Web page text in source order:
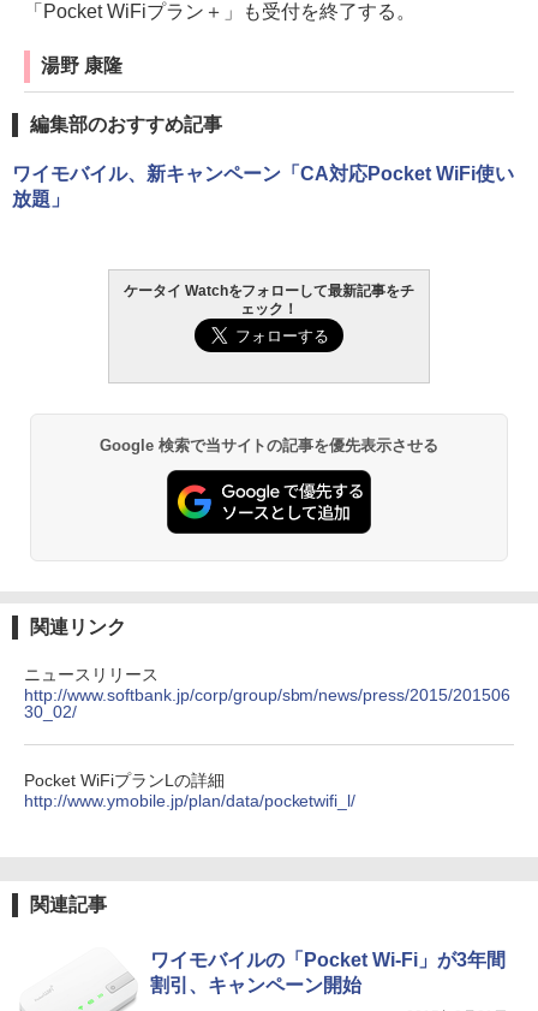
「Pocket WiFiプラン＋」も受付を終了する。
湯野 康隆
編集部のおすすめ記事
ワイモバイル、新キャンペーン「CA対応Pocket WiFi使い
放題」
ケータイ Watchをフォローして最新記事をチ
ェック！
Google 検索で当サイトの記事を優先表示させる
関連リンク
ニュースリリース
http://www.softbank.jp/corp/group/sbm/news/press/2015/201506
30_02/
Pocket WiFiプランLの詳細
http://www.ymobile.jp/plan/data/pocketwifi_l/
関連記事
ワイモバイルの「Pocket Wi-Fi」が3年間
割引、キャンペーン開始